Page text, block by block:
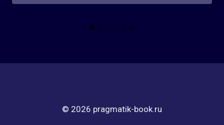
© 2026 pragmatik-book.ru